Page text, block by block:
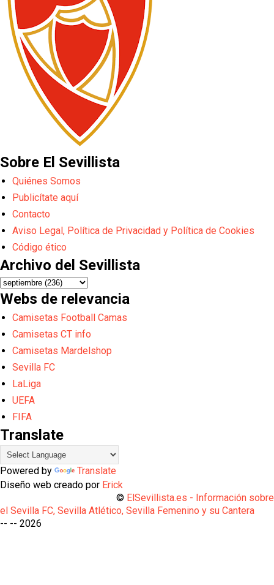
Sobre El Sevillista
Quiénes Somos
Publicítate aquí
Contacto
Aviso Legal, Política de Privacidad y Política de Cookies
Código ético
Archivo del Sevillista
Webs de relevancia
Camisetas Football Camas
Camisetas CT info
Camisetas Mardelshop
Sevilla FC
LaLiga
UEFA
FIFA
Translate
Powered by
Translate
Diseño web creado por Erick
© ElSevillista.es - Información sobre
el Sevilla FC, Sevilla Atlético, Sevilla Femenino y su Cantera
-- -- 2026